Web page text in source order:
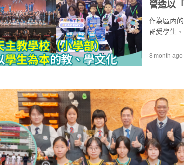
營造以
作為區內
群愛學生
言，每位
展及欣賞
一系列的
8 month ago